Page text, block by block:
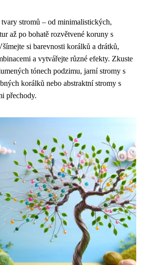
stromů – od minimalistických,
až po bohatě rozvětvené koruny s
si barevnosti korálků a drátků,
a vytvářejte různé efekty. Zkuste
tónech podzimu, jarní stromy s
korálků nebo abstraktní stromy s
přechody.